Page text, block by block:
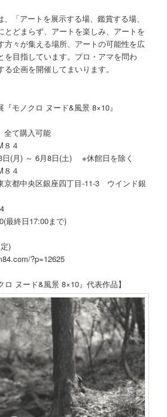
「アートを展示する場、鑑賞する場、
とどまらず、アートを楽しみ、アートを
方々が集える場所、アートの可能性を広
を目指しています。プロ・アマを問わ
企画を開催してまいります。
ノクロ ヌード&風景 8×10』
て購入可能
４
(月) ～ 6月8日(土) ※休館日を除く
４
京都中央区銀座四丁目-11-3 ウインド銀
最終日17:00まで)
)
?p=12625
ロ ヌード&風景 8×10』代表作品】